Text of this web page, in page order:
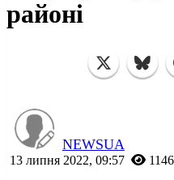
районі
NEWSUA
13 липня 2022, 09:57